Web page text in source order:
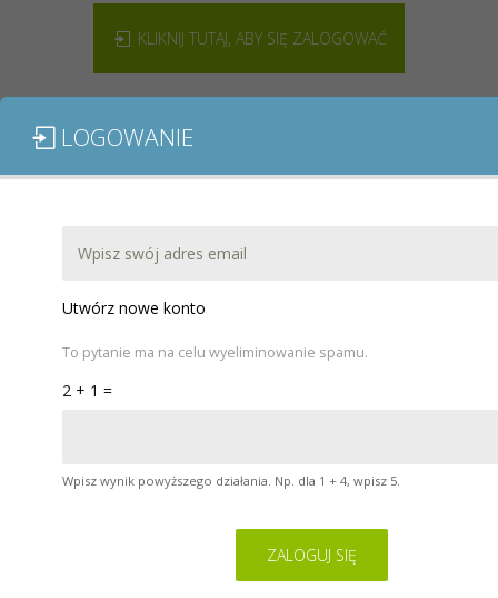
KLIKNIJ TUTAJ, ABY SIĘ ZALOGOWAĆ
MODUŁY / SPRAWOZDANIA
Serwis na którym się znajdujesz wykorzystuje pliki
cookies. Zasady ich używania oraz informacje o
LOGOWANIE
Utwórz nowe konto
To pytanie ma na celu wyeliminowanie spamu.
2 + 1 =
Wpisz wynik powyższego działania. Np. dla 1 + 4, wpisz 5.